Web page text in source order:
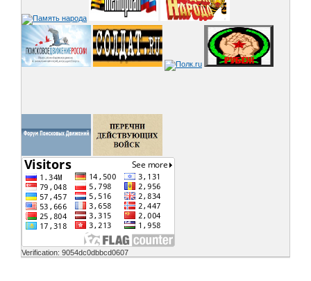
Verification: 9054dc0dbbcd0607